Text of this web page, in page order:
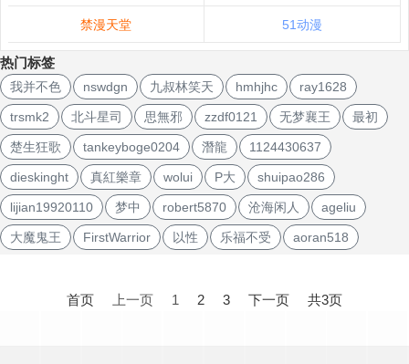
禁漫天堂 51动漫
热门标签
我并不色 nswdgn 九叔林笑天 hmhjhc ray1628
trsmk2 北斗星司 思無邪 zzdf0121 无梦襄王 最初
楚生狂歌 tankeyboge0204 潛龍 1124430637
dieskinght 真紅樂章 wolui P大 shuipao286
lijian19920110 梦中 robert5870 沧海闲人 ageliu
大魔鬼王 FirstWarrior 以性 乐福不受 aoran518
首页 上一页 1 2 3 下一页 共3页